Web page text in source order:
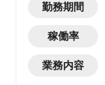
勤務期間
稼働率
業務内容